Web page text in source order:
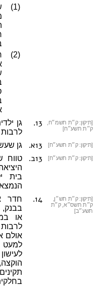
(1)
(2)
13
.
[תיקון: ק״ת תשמ״ח,
ק״ת תשע״ח]
גן
13א . [תיקון: ק״ת תשע״ח] גן
13ב . [תיקון: ק״ת תשע״ח]
בית
14
.
[תיקון: ק״ת תש״ן,
ק״ת תשס״א, ק״ת
תשע״ב]
חדר
בבנק,
או
אולם
למעט